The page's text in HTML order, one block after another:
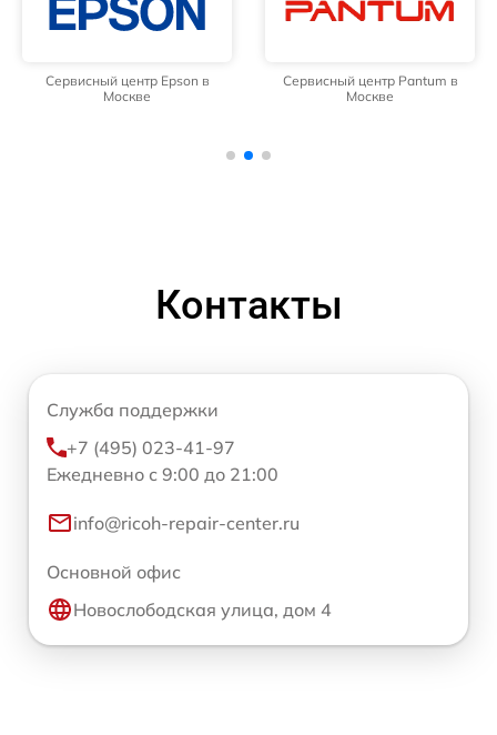
Сервисный центр Epson в
Москве
Сервисный центр Pantum в
Москве
Контакты
Служба поддержки
+7 (495) 023-41-97
Ежедневно с 9:00 до 21:00
info@ricoh-repair-center.ru
Основной офис
Новослободская улица, дом 4